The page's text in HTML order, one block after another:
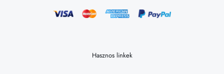
Hasznos linkek